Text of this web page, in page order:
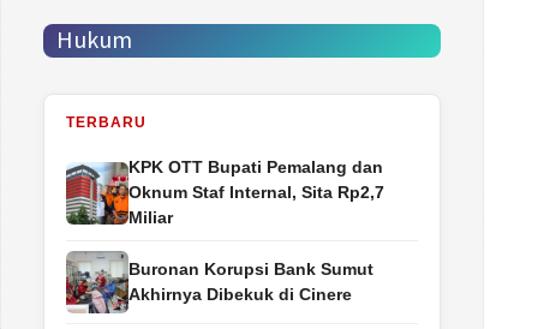
Hukum
TERBARU
‎KPK OTT Bupati Pemalang dan
Oknum Staf Internal, Sita Rp2,7
Miliar
Buronan Korupsi Bank Sumut
Akhirnya Dibekuk di Cinere